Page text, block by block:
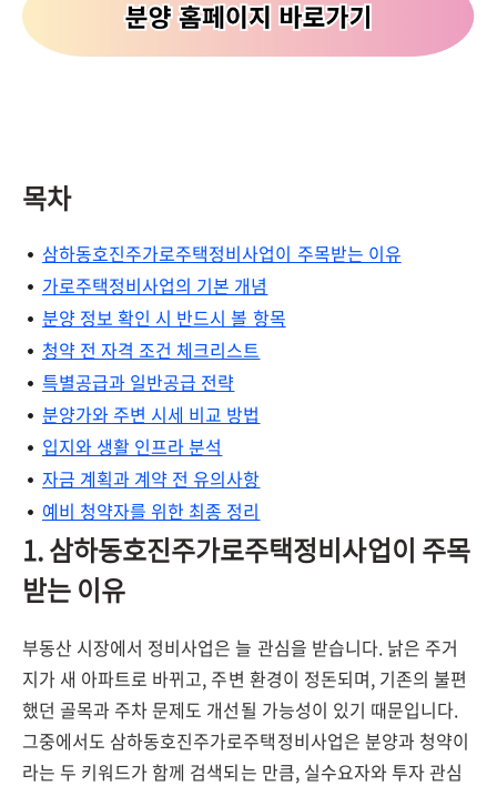
목차
삼하동호진주가로주택정비사업이 주목받는 이유
가로주택정비사업의 기본 개념
분양 정보 확인 시 반드시 볼 항목
청약 전 자격 조건 체크리스트
특별공급과 일반공급 전략
분양가와 주변 시세 비교 방법
입지와 생활 인프라 분석
자금 계획과 계약 전 유의사항
예비 청약자를 위한 최종 정리
1. 삼하동호진주가로주택정비사업이 주목
받는 이유
부동산 시장에서 정비사업은 늘 관심을 받습니다. 낡은 주거
지가 새 아파트로 바뀌고, 주변 환경이 정돈되며, 기존의 불편
했던 골목과 주차 문제도 개선될 가능성이 있기 때문입니다.
그중에서도 삼하동호진주가로주택정비사업은 분양과 청약이
라는 두 키워드가 함께 검색되는 만큼, 실수요자와 투자 관심